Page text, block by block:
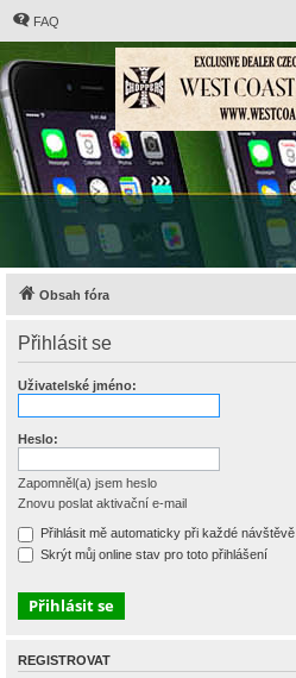
FAQ
Obsah fóra
Přihlásit se
Uživatelské jméno:
Heslo:
Zapomněl(a) jsem heslo
Znovu poslat aktivační e-mail
Přihlásit mě automaticky při každé návštěvě
Skrýt můj online stav pro toto přihlášení
REGISTROVAT